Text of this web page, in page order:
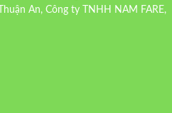
An, Công ty TNHH NAM FARE,